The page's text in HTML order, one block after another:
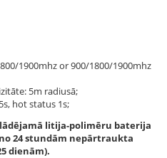
1900mhz or 900/1800/1900mhz
5m radiusā;
hot status 1s;
litija-polimēru baterija
24 stundām nepārtraukta
dienām).